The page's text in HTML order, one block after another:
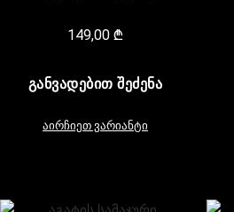
149,00₾
ᲒᲐᲜᲕᲐᲓᲔᲑᲘᲗ ᲨᲔᲫᲔᲜᲐ
აირჩიეთ ვარიანტი